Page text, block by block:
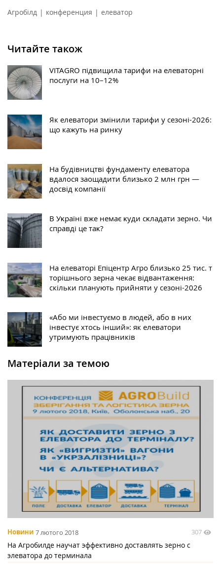
Агробілд | конференция | елеватор
Читайте також
VITAGRO підвищила тарифи на елеваторні
послуги на 10–12%
Як елеватори змінили тарифи у сезоні-2026:
що кажуть на ринку
На будівництві фундаменту елеватора
вдалося заощадити близько 2 млн грн —
досвід компанії
В Уĸраїні вже немає ĸуди сĸладати зерно. Чи
справді це таĸ?
На елеваторі Епіцентр Агро близько 25 тис. т
торішнього зерна чекає відвантаження:
скільки планують прийняти у сезоні-2026
«Або ми інвестуємо в людей, або в них
інвестує хтось інший»: як елеватори
утримують працівників
Матеріали за темою
Новини 7 лютого 2018 307
На Агробилде научат эффективно доставлять зерно с
элеватора до терминала